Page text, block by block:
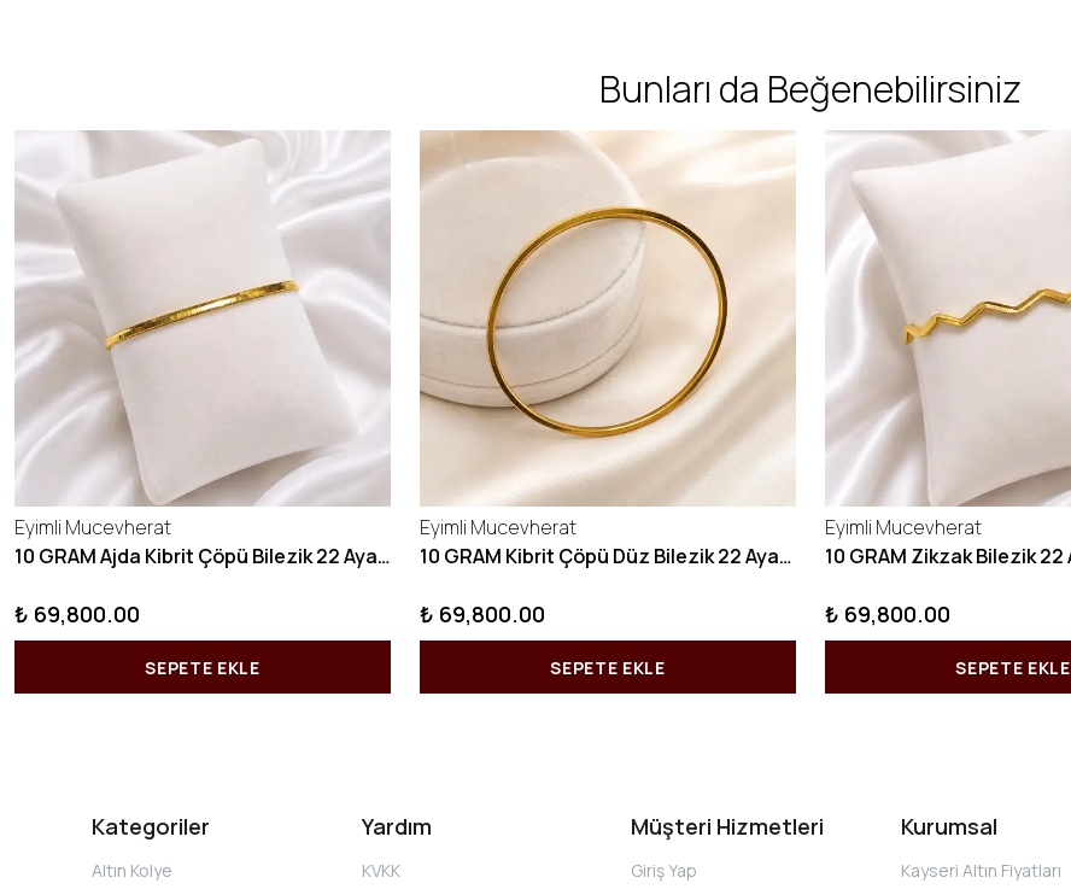
Bunları da Beğenebilirsiniz
Eyimli Mucevherat
10 GRAM Ajda Kibrit Çöpü Bilezik 22 Ayar 22BLZ003
₺ 69,800.00
SEPETE EKLE
Eyimli Mucevherat
10 GRAM Kibrit Çöpü Düz Bilezik 22 Ayar 22BLZ001
₺ 69,800.00
SEPETE EKLE
Eyimli Mucevherat
₺ 69,800.00
SEPETE EKLE
Kategoriler
Altın Kolye
Yardım
KVKK
Müşteri Hizmetleri
Giriş Yap
Kurumsal
Kayseri Altın Fiyatları